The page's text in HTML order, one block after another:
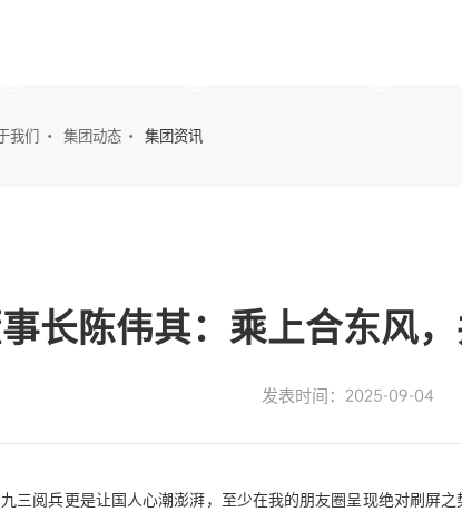
我们 集团动态 集团资讯
长陈伟其：乘上合东风
发表时间：2025-09-04
三阅兵更是让国人心潮澎湃，至少在我的朋友圈呈现绝对刷屏